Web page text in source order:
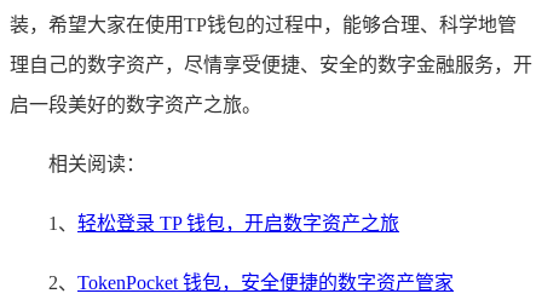
装，希望大家在使用TP钱包的过程中，能够合理、科学地管
理自己的数字资产，尽情享受便捷、安全的数字金融服务，开
启一段美好的数字资产之旅。
相关阅读：
1、 轻松登录 TP 钱包，开启数字资产之旅
2、 TokenPocket 钱包，安全便捷的数字资产管家